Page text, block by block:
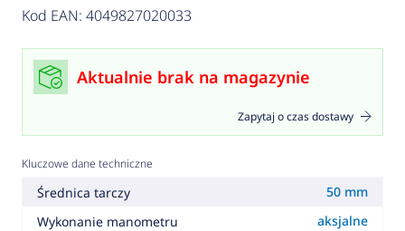
Kod EAN: 4049827020033
Aktualnie brak na magazynie
Zapytaj o czas dostawy
Kluczowe dane techniczne
Średnica tarczy
50 mm
Wykonanie manometru
aksjalne